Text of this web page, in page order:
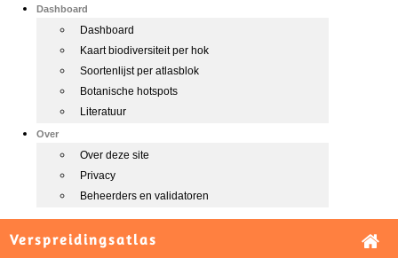
Dashboard
Dashboard
Kaart biodiversiteit per hok
Soortenlijst per atlasblok
Botanische hotspots
Literatuur
Over
Over deze site
Privacy
Beheerders en validatoren
Verspreidingsatlas